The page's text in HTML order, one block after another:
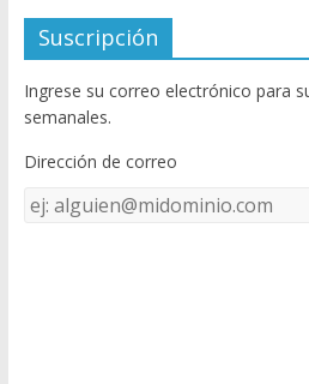
e
b
o
o
k
itt
er
u
T
u
e
C
Suscripción
Ingrese su correo electrónico para
semanales.
Dirección de correo
Dirección
de